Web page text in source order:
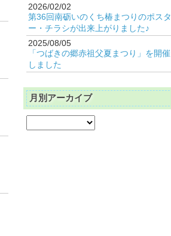
2026/02/02
第36回南砺いのくち椿まつりのポスタ
ー・チラシが出来上がりました♪
2025/08/05
「つばきの郷赤祖父夏まつり」を開催
しました
月別アーカイブ